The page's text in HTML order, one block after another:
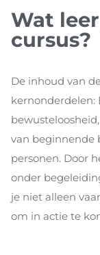
Wat
cursus?
De inhoud van
kernonderdelen:
van beginnende
personen. Door
onder
je niet alleen
om in actie te